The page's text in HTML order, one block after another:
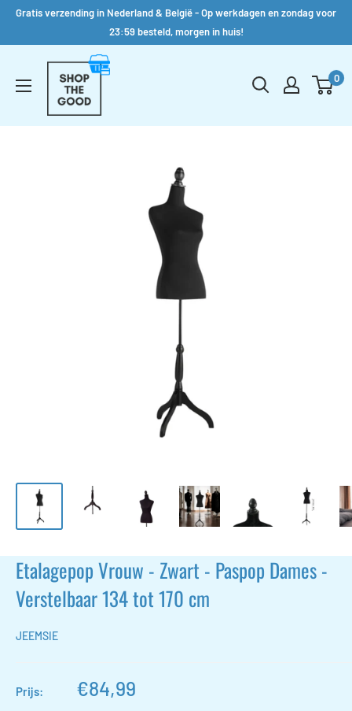
naar
Gratis verzending in Nederland & België - Op werkdagen en zondag voor
23:59 besteld, morgen in huis!
Shop
the
Good
0
Etalagepop Vrouw - Zwart - Paspop Dames -
Verstelbaar 134 tot 170 cm
JEEMSIE
Prijs: Actieprijs
€84,99